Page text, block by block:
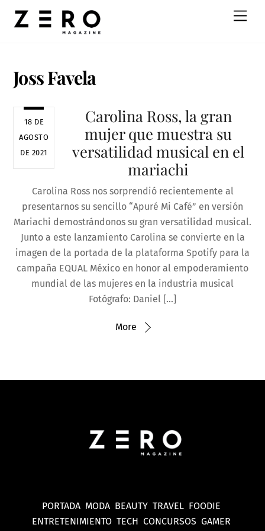
Joss Favela
18 DE
AGOSTO
DE 2021
Carolina Ross, la gran
mujer que muestra su
versatilidad musical en el
mariachi
Carolina Ross nos sorprendió recientemente al
presentarnos su sencillo “Apuré Mi Café” en versión
Mariachi demostrándonos su gran versatilidad musical.
Junto a este lanzamiento Carolina se convierte en la
imagen de la portada de la plataforma Spotify para la
campaña EQUAL México en honor al empoderamiento
mundial de las mujeres en la industria musical
Fotógrafo: Daniel […]
More
PORTADA MODA BEAUTY TRAVEL FOODIE
ENTRETENIMIENTO TECH CONCURSOS GAMER